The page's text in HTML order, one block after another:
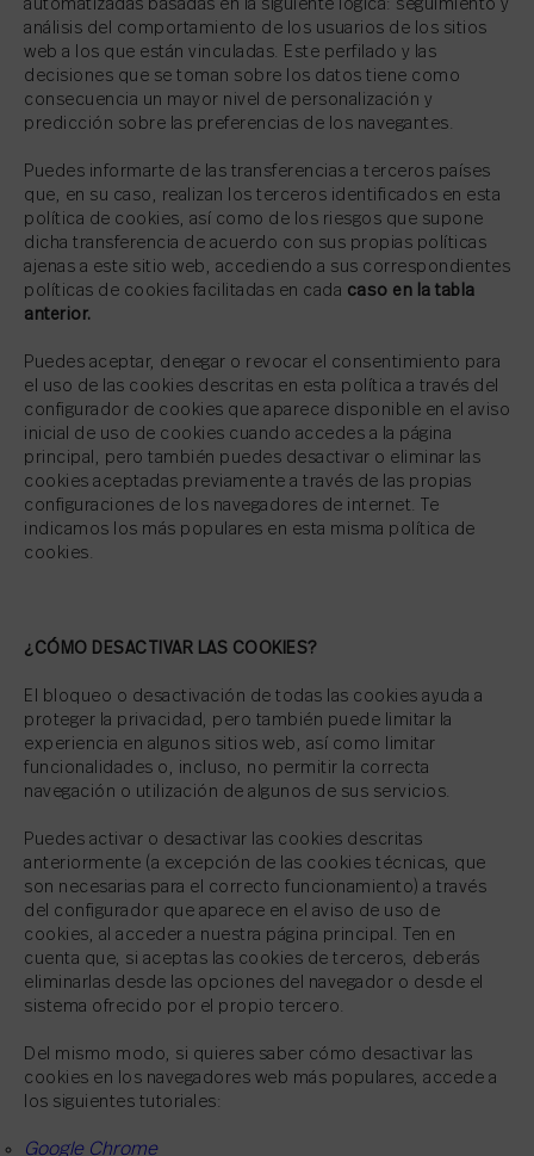
automatizadas basadas en la siguiente lógica: seguimiento y
análisis del comportamiento de los usuarios de los sitios
web a los que están vinculadas. Este perfilado y las
decisiones que se toman sobre los datos tiene como
consecuencia un mayor nivel de personalización y
predicción sobre las preferencias de los navegantes.
Puedes informarte de las transferencias a terceros países
que, en su caso, realizan los terceros identificados en esta
política de cookies, así como de los riesgos que supone
dicha transferencia de acuerdo con sus propias políticas
ajenas a este sitio web, accediendo a sus correspondientes
políticas de cookies facilitadas en cada caso en la tabla
anterior.
Puedes aceptar, denegar o revocar el consentimiento para
el uso de las cookies descritas en esta política a través del
configurador de cookies que aparece disponible en el aviso
inicial de uso de cookies cuando accedes a la página
principal, pero también puedes desactivar o eliminar las
cookies aceptadas previamente a través de las propias
configuraciones de los navegadores de internet. Te
indicamos los más populares en esta misma política de
cookies.
¿CÓMO DESACTIVAR LAS COOKIES?
El bloqueo o desactivación de todas las cookies ayuda a
proteger la privacidad, pero también puede limitar la
experiencia en algunos sitios web, así como limitar
funcionalidades o, incluso, no permitir la correcta
navegación o utilización de algunos de sus servicios.
Puedes activar o desactivar las cookies descritas
anteriormente (a excepción de las cookies técnicas, que
son necesarias para el correcto funcionamiento) a través
del configurador que aparece en el aviso de uso de
cookies, al acceder a nuestra página principal. Ten en
cuenta que, si aceptas las cookies de terceros, deberás
eliminarlas desde las opciones del navegador o desde el
sistema ofrecido por el propio tercero.
Del mismo modo, si quieres saber cómo desactivar las
cookies en los navegadores web más populares, accede a
los siguientes tutoriales:
Google Chrome